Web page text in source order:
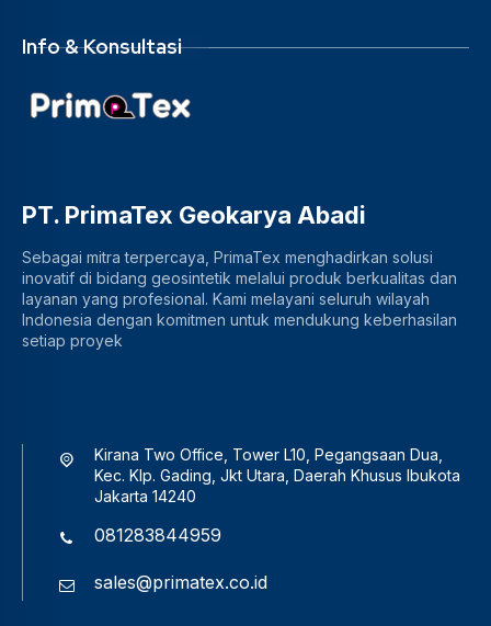
Info & Konsultasi
PT. PrimaTex Geokarya Abadi
Sebagai mitra terpercaya, PrimaTex menghadirkan solusi
inovatif di bidang geosintetik melalui produk berkualitas dan
layanan yang profesional. Kami melayani seluruh wilayah
Indonesia dengan komitmen untuk mendukung keberhasilan
setiap proyek
Kirana Two Office, Tower L10, Pegangsaan Dua,
Kec. Klp. Gading, Jkt Utara, Daerah Khusus Ibukota
Jakarta 14240
081283844959
sales@primatex.co.id